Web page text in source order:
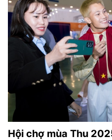
Hội chợ mùa Thu